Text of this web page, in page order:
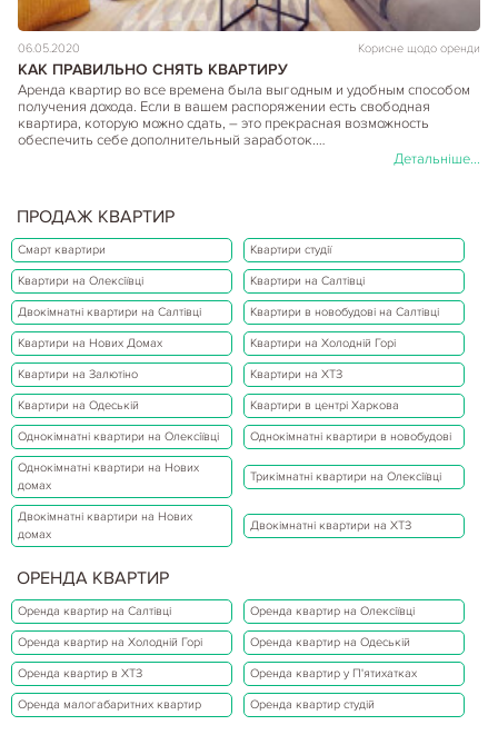
06.05.2020 Корисне щодо оренди
КАК ПРАВИЛЬНО СНЯТЬ КВАРТИРУ
Аренда квартир во все времена была выгодным и удобным способом
получения дохода. Если в вашем распоряжении есть свободная
квартира, которую можно сдать, – это прекрасная возможность
обеспечить себе дополнительный заработок.…
Детальніше...
06.05.2020 Корисне щодо оренди
Что касается срока действия договора аренды жилья, то, как уже
говорилось раньше, он не может превышать трех лет. Если одна из
сторон намерена расторгнуть договор ранее оговоренного срока,
необходимо в письменной (!) форме предупредить…
Детальніше...
ПРОДАЖ КВАРТИР
Смарт квартири Квартири студії
Квартири на Олексіївці Квартири на Салтівці
Двокімнатні квартири на Салтівці Квартири в новобудові на Салтівці
Квартири на Нових Домах Квартири на Холодній Горі
Квартири на Залютіно Квартири на ХТЗ
Квартири на Одеській Квартири в центрі Харкова
Однокімнатні квартири на Олексіївці Однокімнатні квартири в новобудові
Однокімнатні квартири на Нових
домах
Трикімнатні квартири на Олексіївці
Двокімнатні квартири на Нових
домах
Двокімнатні квартири на ХТЗ
ОРЕНДА КВАРТИР
Оренда квартир на Салтівці Оренда квартир на Олексіївці
Оренда квартир на Холодній Горі Оренда квартир на Одеській
Оренда квартир в ХТЗ Оренда квартир у П'ятихатках
Оренда малогабаритних квартир Оренда квартир студій